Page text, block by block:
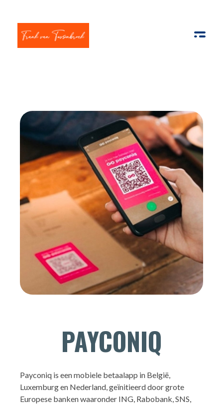
PAYCONIQ
Payconiq is een mobiele betaalapp in België,
Luxemburg en Nederland, geïnitieerd door grote
Europese banken waaronder ING, Rabobank, SNS,